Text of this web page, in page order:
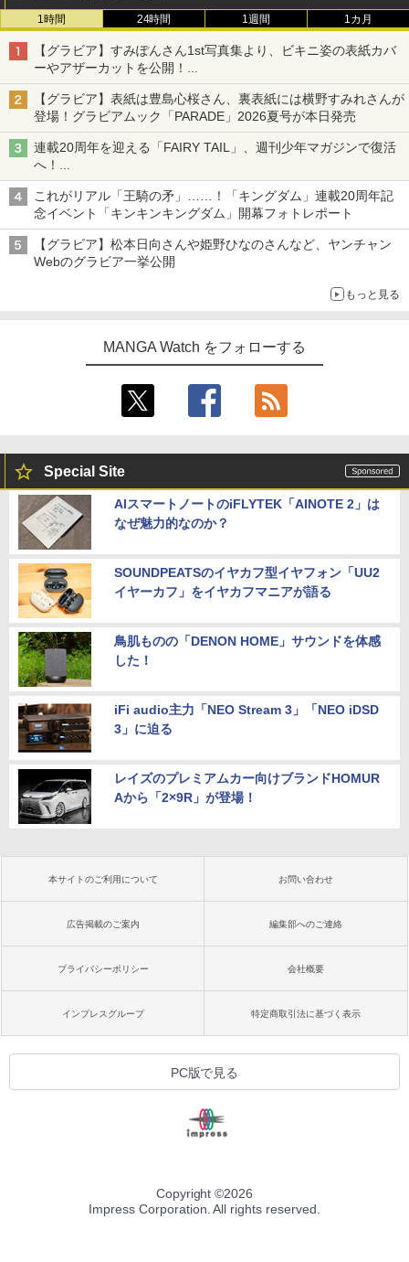
1時間 24時間 1週間 1カ月
【グラビア】すみぽんさん1st写真集より、ビキニ姿の表紙カバ
ーやアザーカットを公開！
タイトルは「offcourt（オフコート）」に決定
【グラビア】表紙は豊島心桜さん、裏表紙には横野すみれさんが
登場！グラビアムック「PARADE」2026夏号が本日発売
連載20周年を迎える「FAIRY TAIL」、週刊少年マガジンで復活
へ！
20周年特設記念サイトでは特別動画や真島ヒロ氏のコメントも
掲載
これがリアル「王騎の矛」……！「キングダム」連載20周年記
念イベント「キンキンキングダム」開幕フォトレポート
【グラビア】松本日向さんや姫野ひなのさんなど、ヤンチャン
Webのグラビア一挙公開
もっと見る
MANGA Watch をフォローする
Special Site
AIスマートノートのiFLYTEK「AINOTE 2」は
なぜ魅力的なのか？
SOUNDPEATSのイヤカフ型イヤフォン「UU2
イヤーカフ」をイヤカフマニアが語る
鳥肌ものの「DENON HOME」サウンドを体感
した！
iFi audio主力「NEO Stream 3」「NEO iDSD
3」に迫る
レイズのプレミアムカー向けブランドHOMUR
Aから「2×9R」が登場！
本サイトのご利用について お問い合わせ
広告掲載のご案内 編集部へのご連絡
プライバシーポリシー 会社概要
インプレスグループ 特定商取引法に基づく表示
PC版で見る
Copyright ©2026
Impress Corporation. All rights reserved.